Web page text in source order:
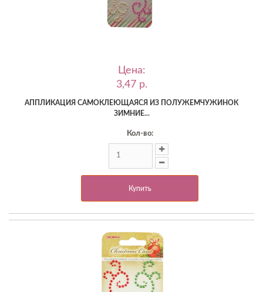
Цена:
3,47 p.
АППЛИКАЦИЯ САМОКЛЕЮЩАЯСЯ ИЗ ПОЛУЖЕМЧУЖИНОК
ЗИМНИЕ...
Кол-во:
Купить